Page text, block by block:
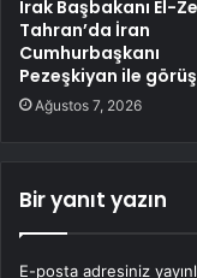
Irak Başbakanı El-
Tahran’da İran
Cumhurbaşkanı
Pezeşkiyan ile
Ağustos 7, 2026
Bir yanıt yazın
E-posta adresiniz